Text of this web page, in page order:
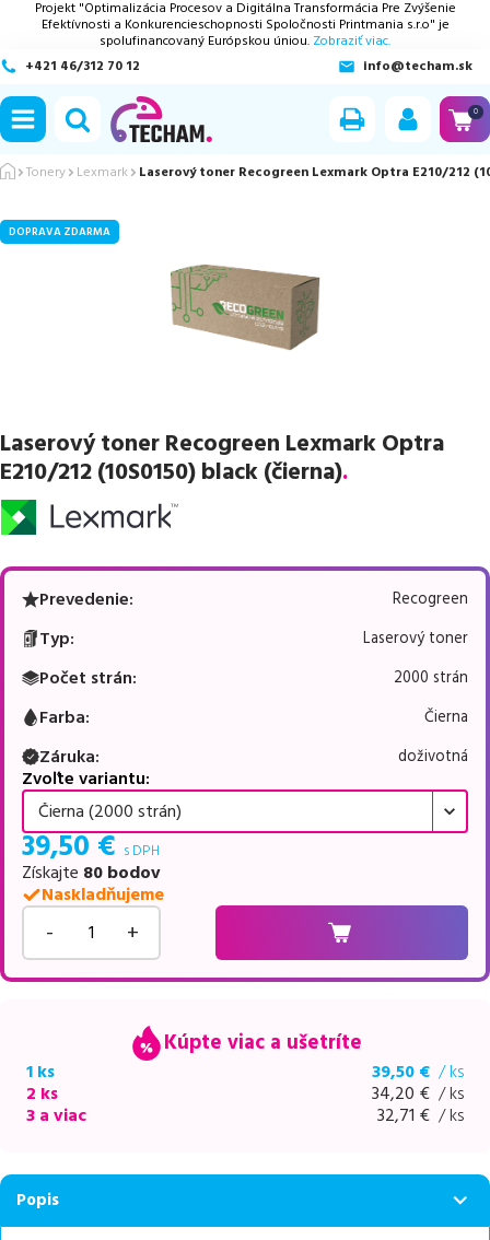
Projekt "Optimalizácia Procesov a Digitálna Transformácia Pre Zvýšenie
Efektívnosti a Konkurencieschopnosti Spoločnosti Printmania s.r.o" je
spolufinancovaný Európskou úniou. Zobraziť viac.
+421 46/312 70 12
info@techam.sk
0
Tonery Lexmark Laserový toner Recogreen Lexmark Optra E210/212
DOPRAVA ZDARMA
Laserový toner Recogreen Lexmark Optra
E210/212 (10S0150) black (čierna).
Prevedenie: Recogreen
Typ: Laserový toner
Počet strán: 2000 strán
Farba: Čierna
Záruka: doživotná
Zvoľte variantu:
Čierna (2000 strán)
39,50€ s DPH
Získajte 80 bodov
Naskladňujeme
- +
Kúpte viac a ušetríte
1 ks 39,50 € / ks
2 ks
34,20 € / ks
3 a viac
32,71 € / ks
Popis